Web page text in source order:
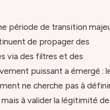
période de transition
de propager des
via des filtres et des
puissant a émergé :
ne cherche pas à
à valider la légitimité de